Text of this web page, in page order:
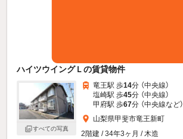
ハイツウイングＬの賃貸物件
すべての写真
竜王駅 歩14分 （中央線）
塩崎駅 歩45分 （中央線）
甲府駅 歩67分 （中央線など）
山梨県甲斐市竜王新町
2階建 / 34年3ヶ月 / 木造